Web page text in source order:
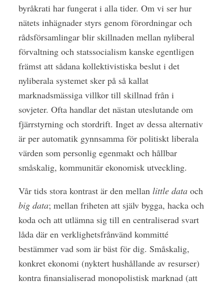
byråkrati har fungerat i alla tider. Om vi ser hur
nätets inhägnader styrs genom förordningar och
rådsförsamlingar blir skillnaden mellan nyliberal
förvaltning och statssocialism kanske egentligen
främst att sådana kollektivistiska beslut i det
nyliberala systemet sker på så kallat
marknadsmässiga villkor till skillnad från i
sovjeter. Ofta handlar det nästan uteslutande om
fjärrstyrning och stordrift. Inget av dessa alternativ
är per automatik gynnsamma för politiskt liberala
värden som personlig egenmakt och hållbar
småskalig, kommunitär ekonomisk utveckling.
Vår tids stora kontrast är den mellan little dataoch
big data; mellan friheten att själv bygga, hacka och
koda och att utlämna sig till en centraliserad svart
låda där en verklighetsfrånvänd kommitté
bestämmer vad som är bäst för dig. Småskalig,
konkret ekonomi (nyktert hushållande av resurser)
kontra finansialiserad monopolistisk marknad (att